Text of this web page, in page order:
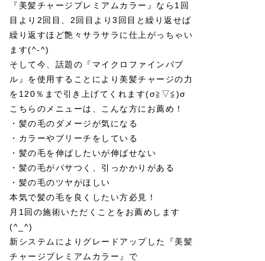
『美髪チャージプレミアムカラー』なら1回
目より2回目、2回目より3回目と繰り返せば
繰り返すほど艶々サラサラに仕上がっちゃい
ます(^-^)
そして今、話題の『マイクロファインバブ
ル』を使用することにより美髪チャージの力
を120％まで引き上げてくれます(σ≧▽≦)σ
こちらのメニューは、こんな方にお薦め！
・髪の毛のダメージが気になる
・カラーやブリーチをしている
・髪の毛を伸ばしたいが伸ばせない
・髪の毛がパサつく、引っかかりがある
・髪の毛のツヤがほしい
本気で髪の毛を良くしたい方必見！
月1回の施術いただくことをお薦めします
(^_^)
新システムによりグレードアップした『美髪
チャージプレミアムカラー』で